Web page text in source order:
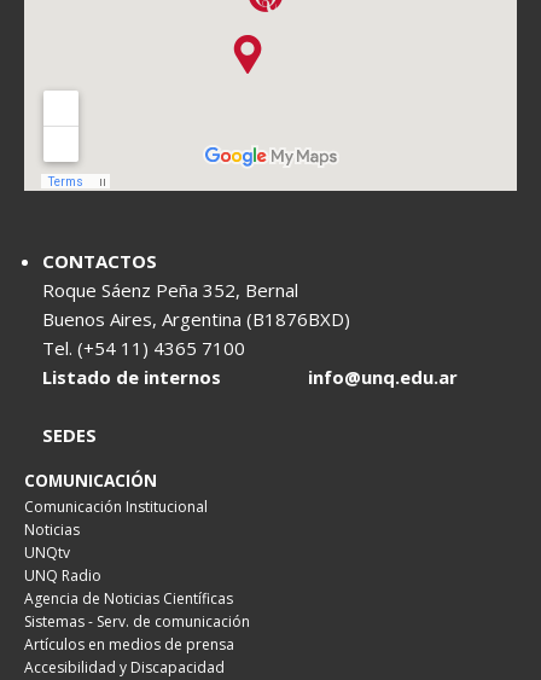
CONTACTOS
Roque Sáenz Peña 352, Bernal
Buenos Aires, Argentina (B1876BXD)
Tel. (+54 11) 4365 7100
Listado de internos
info@unq.edu.ar
SEDES
COMUNICACIÓN
Comunicación Institucional
Noticias
UNQtv
UNQ Radio
Agencia de Noticias Científicas
Sistemas - Serv. de comunicación
Artículos en medios de prensa
Accesibilidad y Discapacidad